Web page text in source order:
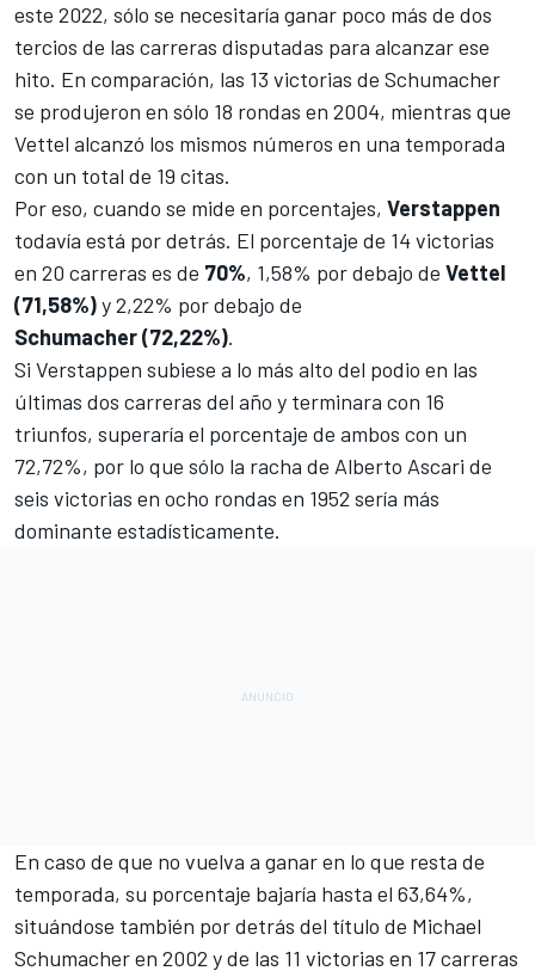
este 2022, sólo se necesitaría ganar poco más de dos
tercios de las carreras disputadas para alcanzar ese
hito. En comparación, las 13 victorias de Schumacher
se produjeron en sólo 18 rondas en 2004, mientras que
Vettel alcanzó los mismos números en una temporada
con un total de 19 citas.
Por eso, cuando se mide en porcentajes, Verstappen
todavía está por detrás. El porcentaje de 14 victorias
en 20 carreras es de 70%, 1,58% por debajo de Vettel
(71,58%)y 2,22% por debajo de
Schumacher(72,22%).
Si Verstappen subiese a lo más alto del podio en las
últimas dos carreras del año y terminara con 16
triunfos, superaría el porcentaje de ambos con un
72,72%, por lo que sólo la racha de Alberto Ascari de
seis victorias en ocho rondas en 1952 sería más
dominante estadísticamente.
En caso de que no vuelva a ganar en lo que resta de
temporada, su porcentaje bajaría hasta el 63,64%,
situándose también por detrás del título de Michael
Schumacher en 2002 y de las 11 victorias en 17 carreras